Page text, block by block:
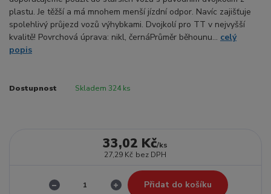
plastu. Je těžší a má mnohem menší jízdní odpor. Navíc zajišťuje
spolehlivý průjezd vozů výhybkami. Dvojkolí pro TT v nejvyšší
kvalitě! Povrchová úprava: nikl, černáPrůměr běhounu... celý
popis
Dostupnost Skladem 324 ks
33,02 Kč/ks
27,29 Kč bez DPH
Přidat do košíku